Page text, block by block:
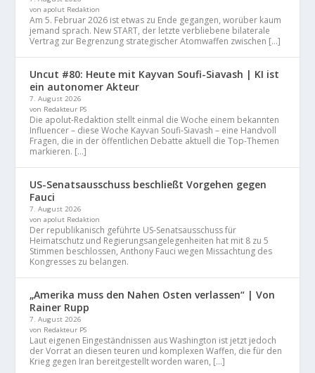
von apolut Redaktion
Am 5. Februar 2026 ist etwas zu Ende gegangen, worüber kaum
jemand sprach. New START, der letzte verbliebene bilaterale
Vertrag zur Begrenzung strategischer Atomwaffen zwischen […]
Uncut #80: Heute mit Kayvan Soufi-Siavash | KI ist
ein autonomer Akteur
7. August 2026
von Redakteur PS
Die apolut-Redaktion stellt einmal die Woche einem bekannten
Influencer – diese Woche Kayvan Soufi-Siavash – eine Handvoll
Fragen, die in der öffentlichen Debatte aktuell die Top-Themen
markieren. […]
US-Senatsausschuss beschließt Vorgehen gegen
Fauci
7. August 2026
von apolut Redaktion
Der republikanisch geführte US-Senatsausschuss für
Heimatschutz und Regierungsangelegenheiten hat mit 8 zu 5
Stimmen beschlossen, Anthony Fauci wegen Missachtung des
Kongresses zu belangen.
„Amerika muss den Nahen Osten verlassen“ | Von
Rainer Rupp
7. August 2026
von Redakteur PS
Laut eigenen Eingeständnissen aus Washington ist jetzt jedoch
der Vorrat an diesen teuren und komplexen Waffen, die für den
Krieg gegen Iran bereitgestellt worden waren, […]